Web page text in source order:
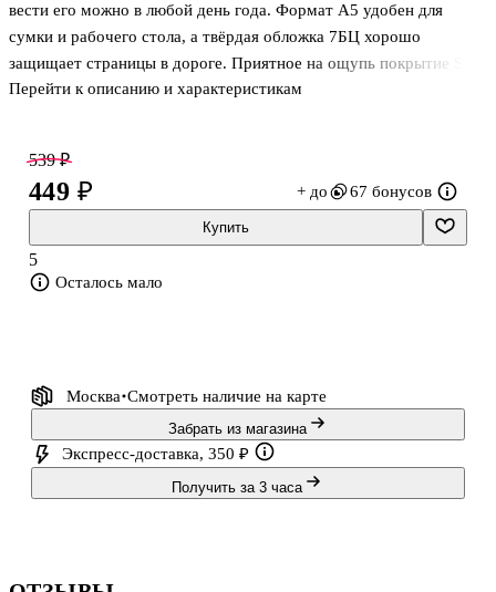
вести его можно в любой день года. Формат А5 удобен для
сумки и рабочего стола, а твёрдая обложка 7БЦ хорошо
защищает страницы в дороге. Приятное на ощупь покрытие Soft
Touch и тиснение фольгой добавляют аккуратный, заметный
Перейти к описанию и характеристикам
офсет
539 ₽
449 ₽ + до 67 бонусов
Купить
5
Осталось мало
Москва Смотреть наличие на карте
Забрать из магазина
Экспресс-доставка, 350 ₽
Получить за 3 часа